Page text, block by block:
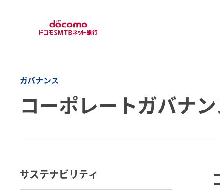
ガバナンス
コーポレートガバナ
サステナビリティ